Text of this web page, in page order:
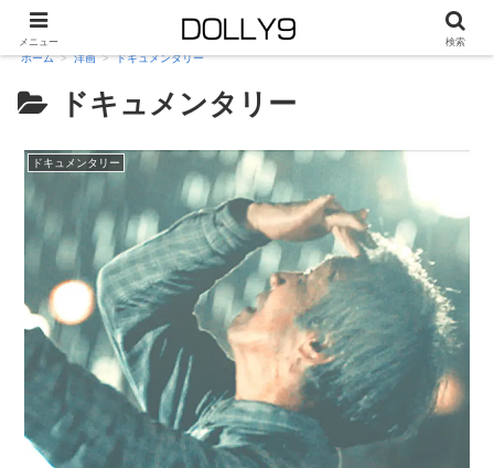
ホーム 洋画 ドキュメンタリー
ドキュメンタリー
ドキュメンタリー
メニュー 検索